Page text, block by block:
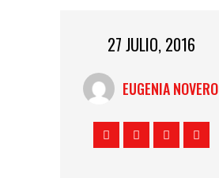
27 JULIO, 2016
EUGENIA NOVERO